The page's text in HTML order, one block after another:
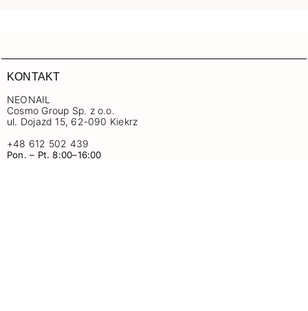
KONTAKT
NEONAIL
Cosmo Group Sp. z o.o.
ul. Dojazd 15, 62-090 Kiekrz
+48 612 502 439
Pon. – Pt. 8:00–16:00